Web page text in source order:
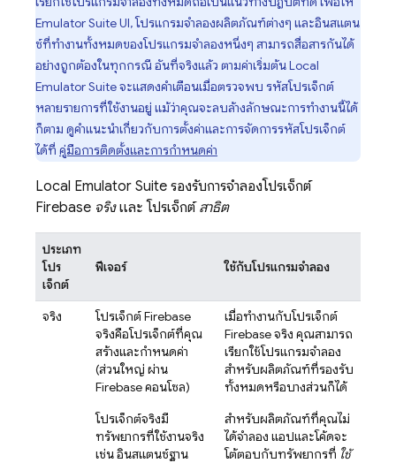
Emulator Suite UI, โปรแกรมจำลองผลิตภัณฑ์ต่างๆ และอินสแตน
ซ์ที่ทำงานทั้งหมดของโปรแกรมจำลองหนึ่งๆ สามารถสื่อสารกันได้
อย่างถูกต้องในทุกกรณี อันที่จริงแล้ว ตามค่าเริ่มต้นLocal
Emulator Suiteจะแสดงคำเตือนเมื่อตรวจพบ รหัสโปรเจ็กต์
หลายรายการที่ใช้งานอยู่ แม้ว่าคุณจะลบล้างลักษณะการทำงานนี้ได้
ก็ตาม ดูคำแนะนำเกี่ยวกับการตั้งค่าและการจัดการรหัสโปรเจ็กต์
ได้ที่ คู่มือการติดตั้งและการกำหนดค่า
Local Emulator Suite รองรับการจำลองโปรเจ็กต์
Firebase จริงและ โปรเจ็กต์สาธิต
ประเภท
โปร
เจ็กต์
ฟีเจอร์ ใช้กับโปรแกรมจำลอง
จริง
โปรเจ็กต์ Firebase
จริงคือโปรเจ็กต์ที่คุณ
สร้างและกำหนดค่า
(ส่วนใหญ่ ผ่าน
Firebaseคอนโซล)
โปรเจ็กต์จริงมี
ทรัพยากรที่ใช้งานจริง
เช่น อินสแตนซ์ฐาน
เมื่อทำงานกับโปรเจ็กต์
Firebase จริง คุณสามารถ
เรียกใช้โปรแกรมจำลอง
สำหรับผลิตภัณฑ์ที่รองรับ
ทั้งหมดหรือบางส่วนก็ได้
สำหรับผลิตภัณฑ์ที่คุณไม่
ได้จำลอง แอปและโค้ดจะ
โต้ตอบกับทรัพยากรที่ ใช้